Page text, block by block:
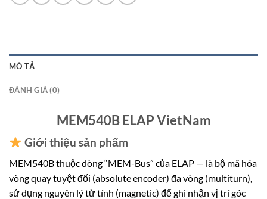
MÔ TẢ
ĐÁNH GIÁ (0)
MEM540B ELAP VietNam
Giới thiệu sản phẩm
MEM540B thuộc dòng “MEM-Bus” của ELAP — là bộ mã hóa
vòng quay tuyệt đối (absolute encoder) đa vòng (multiturn),
sử dụng nguyên lý từ tính (magnetic) để ghi nhận vị trí góc